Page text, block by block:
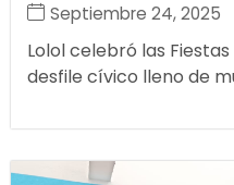
Septiembre 24, 2025
Lolol celebró las
desfile cívico lleno de